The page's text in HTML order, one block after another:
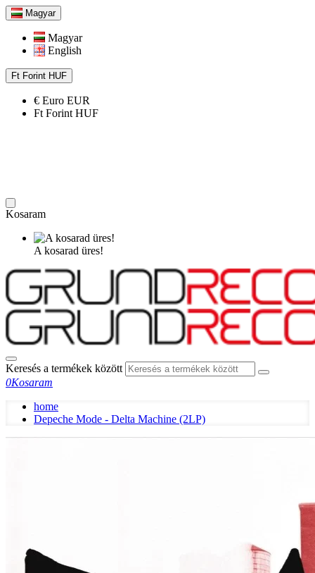
Magyar
Magyar
English
Ft Forint HUF
€ Euro EUR
Ft Forint HUF
Kosaram
A kosarad üres!
Keresés a termékek között
0Kosaram
home
Depeche Mode - Delta Machine (2LP)